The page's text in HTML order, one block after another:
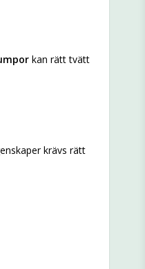
kan rätt tvätt
krävs rätt